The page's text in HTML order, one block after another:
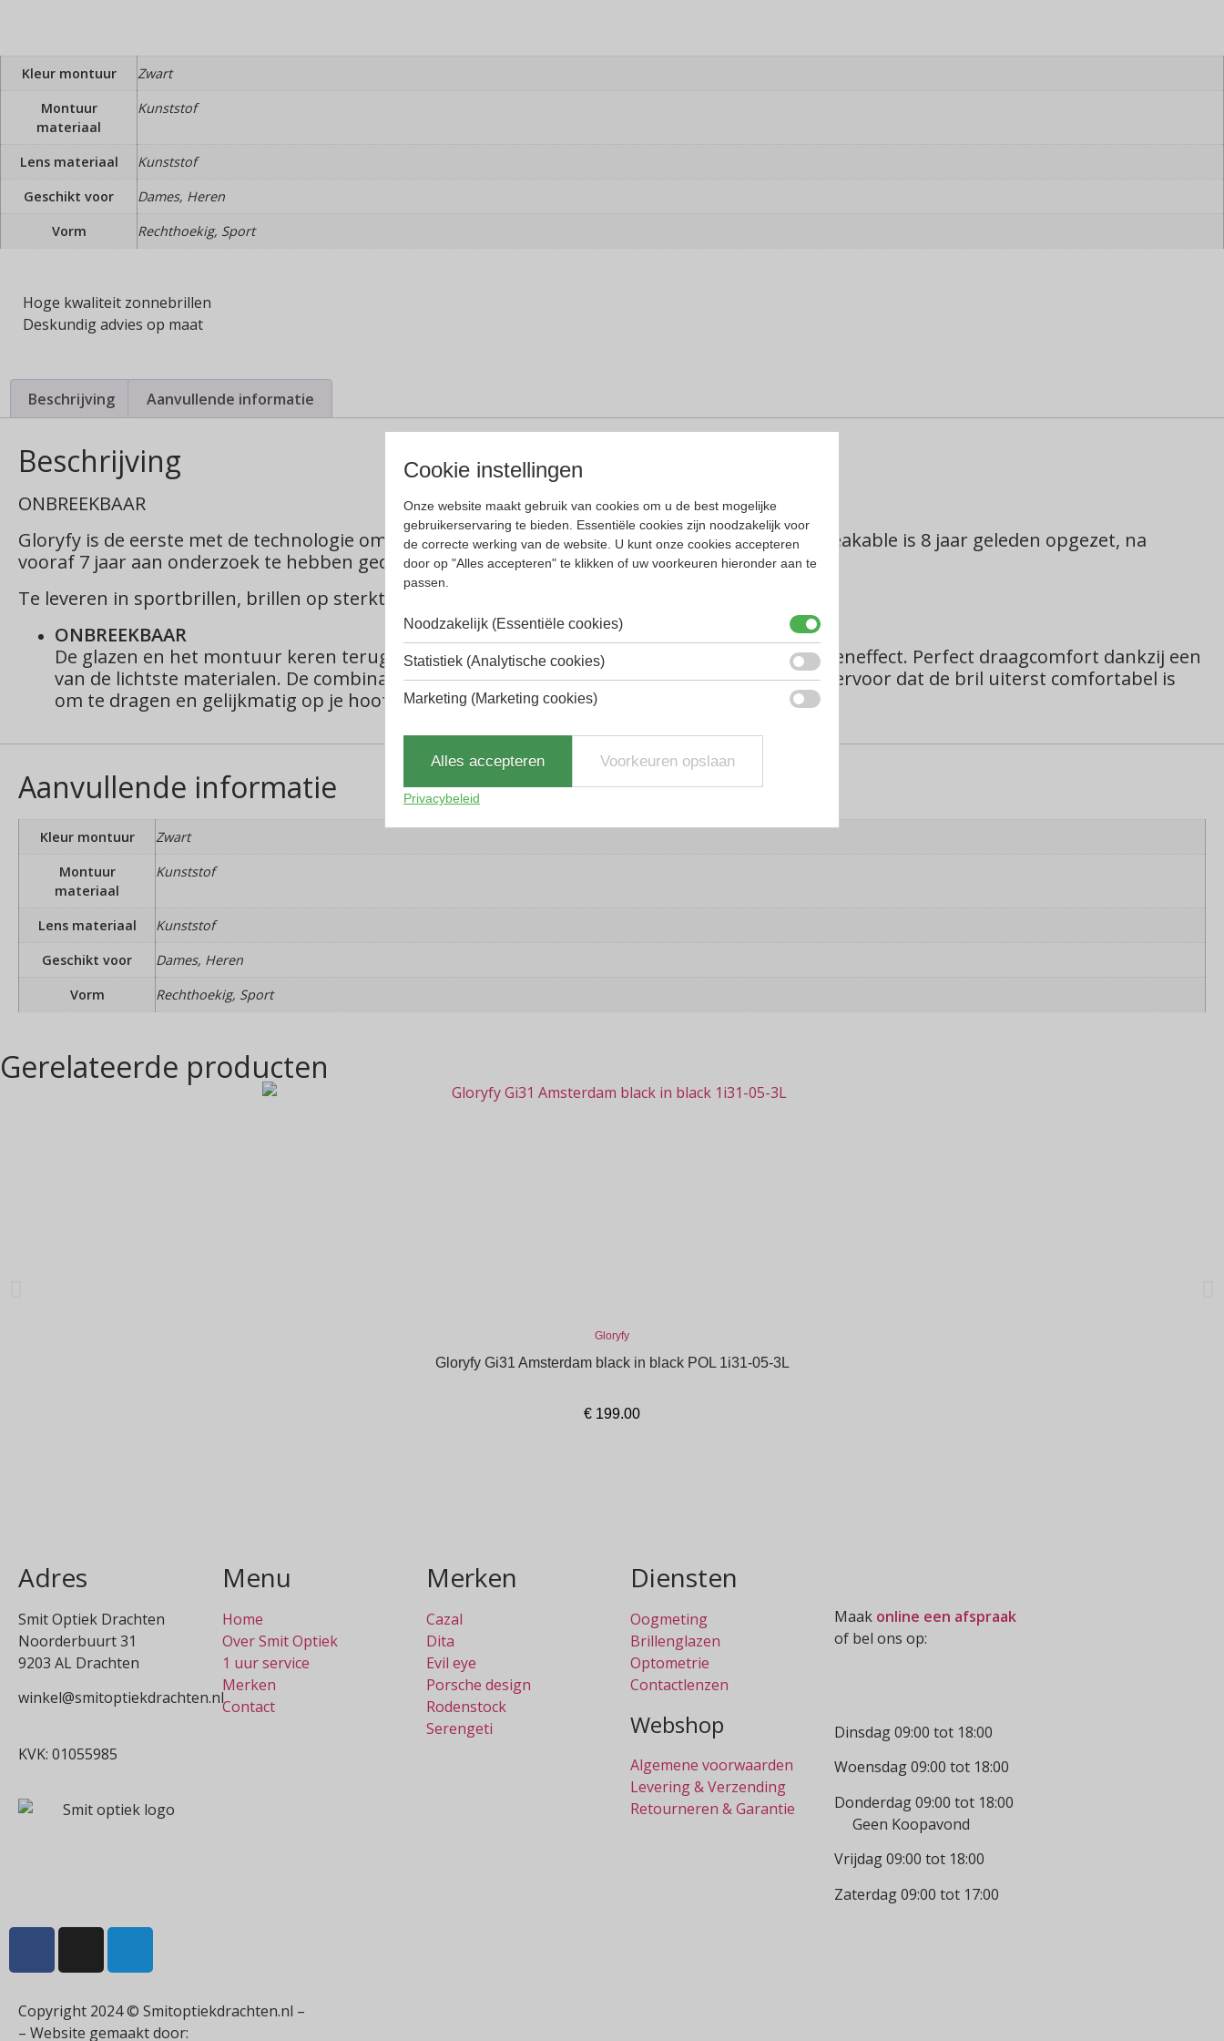
Kleur montuur
Zwart
Montuur
materiaal
Kunststof
Lens materiaal
Kunststof
Geschikt voor
Dames, Heren
Vorm
Rechthoekig, Sport
Hoge kwaliteit zonnebrillen
Deskundig advies op maat
Beschrijving Aanvullende informatie
Beschrijving
ONBREEKBAAR
Gloryfy is de eerste met de technologie om de monturen onbreekbaar te maken. Gloryfy-unbreakable is 8 jaar geleden opgezet, na
vooraf 7 jaar aan onderzoek te hebben gedaan.
Te leveren in sportbrillen, brillen op sterkte, skibrillen en zonnebrillen.
ONBREEKBAAR
De glazen en het montuur keren terug naar hun oorspronkelijke vorm dankzij het geheugeneffect. Perfect draagcomfort dankzij een
van de lichtste materialen. De combinatie van het scharnier en onbreekbare pootjes zorgt ervoor dat de bril uiterst comfortabel is
om te dragen en gelijkmatig op je hoofd past.
Aanvullende informatie
Kleur montuur
Zwart
Montuur
materiaal
Kunststof
Lens materiaal
Kunststof
Geschikt voor
Dames, Heren
Vorm
Rechthoekig, Sport
Gerelateerde producten
Gloryfy
Gloryfy Gi31 Amsterdam black in black POL 1i31-05-3L
€ 199.00
Adres
Smit Optiek Drachten
Noorderbuurt 31
9203 AL Drachten
winkel@smitoptiekdrachten.nl
KVK: 01055985
Menu
Home
Over Smit Optiek
1 uur service
Merken
Contact
Merken
Cazal
Dita
Evil eye
Porsche design
Rodenstock
Serengeti
Diensten
Oogmeting
Brillenglazen
Optometrie
Contactlenzen
Webshop
Algemene voorwaarden
Levering & Verzending
Retourneren & Garantie
Maak online een afspraak
of bel ons op:
Dinsdag 09:00 tot 18:00
Woensdag 09:00 tot 18:00
Donderdag 09:00 tot 18:00
Geen Koopavond
Vrijdag 09:00 tot 18:00
Zaterdag 09:00 tot 17:00
Copyright 2024 © Smitoptiekdrachten.nl –
– Website gemaakt door:
Cookie instellingen
Onze website maakt gebruik van cookies om u de best mogelijke
gebruikerservaring te bieden. Essentiële cookies zijn noodzakelijk voor
de correcte werking van de website. U kunt onze cookies accepteren
door op "Alles accepteren" te klikken of uw voorkeuren hieronder aan te
passen.
Noodzakelijk (Essentiële cookies)
Statistiek (Analytische cookies)
Marketing (Marketing cookies)
Alles accepteren Voorkeuren opslaan
Privacybeleid